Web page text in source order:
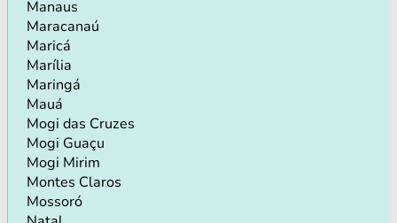
Manaus
Maracanaú
Maricá
Marília
Maringá
Mauá
Mogi das Cruzes
Mogi Guaçu
Mogi Mirim
Montes Claros
Mossoró